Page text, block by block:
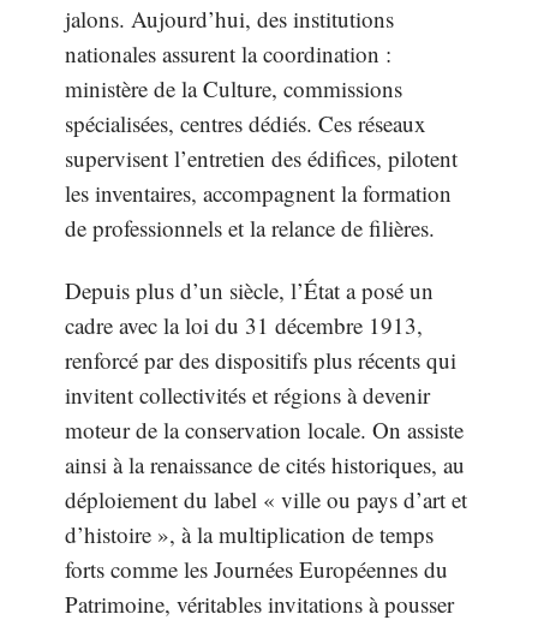
jalons. Aujourd’hui, des institutions
nationales assurent la coordination :
ministère de la Culture, commissions
spécialisées, centres dédiés. Ces réseaux
supervisent l’entretien des édifices, pilotent
les inventaires, accompagnent la formation
de professionnels et la relance de filières.
Depuis plus d’un siècle, l’État a posé un
cadre avec la loi du 31 décembre 1913,
renforcé par des dispositifs plus récents qui
invitent collectivités et régions à devenir
moteur de la conservation locale. On assiste
ainsi à la renaissance de cités historiques, au
déploiement du label « ville ou pays d’art et
d’histoire », à la multiplication de temps
forts comme les Journées Européennes du
Patrimoine, véritables invitations à pousser